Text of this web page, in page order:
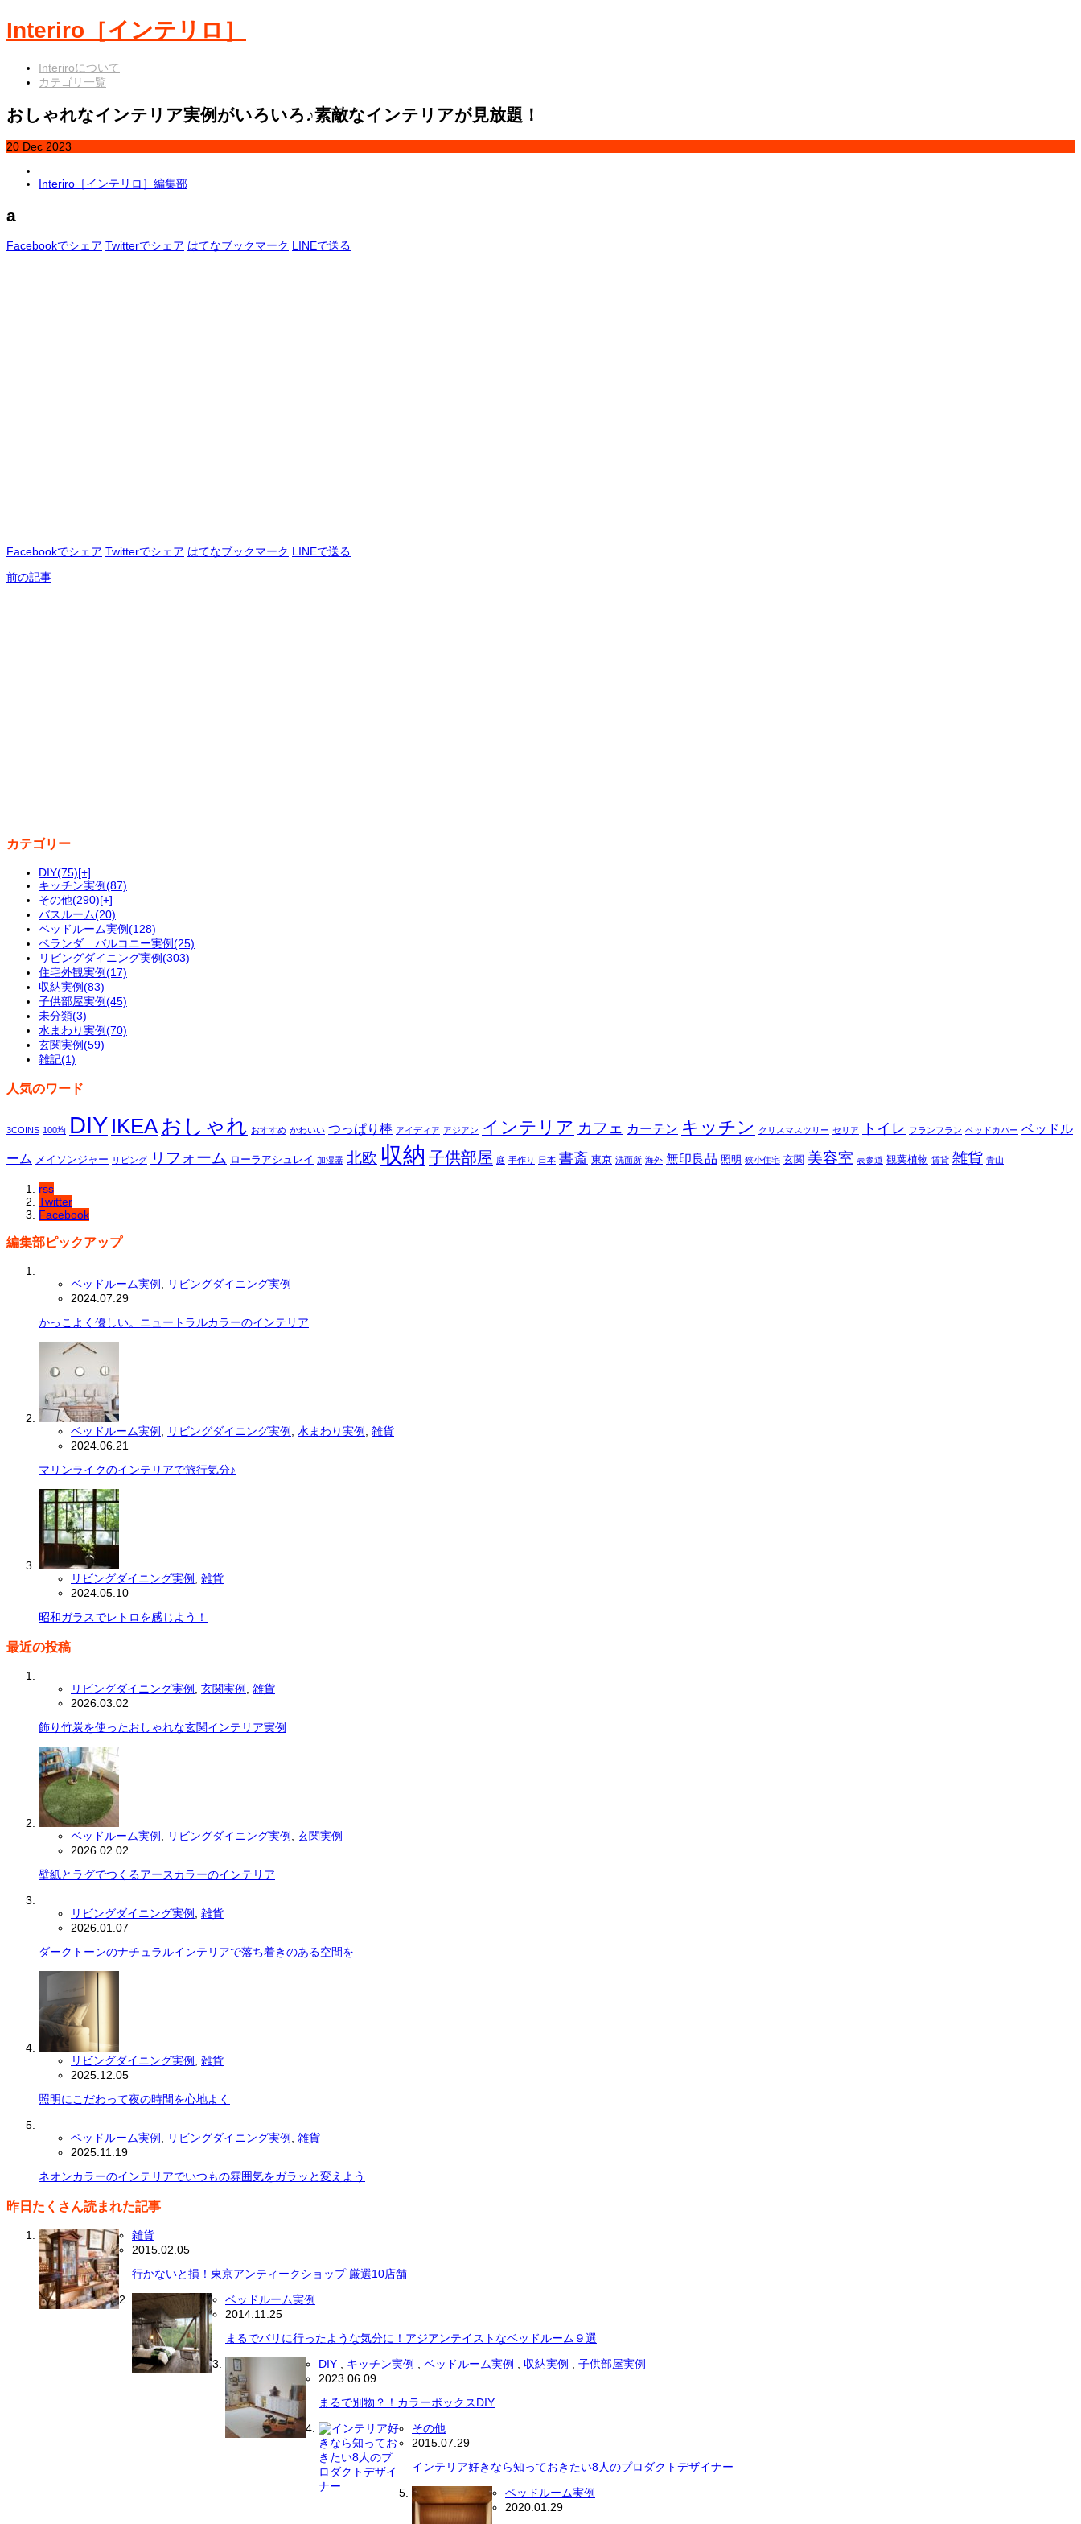
Interiro［インテリロ］
Interiroについて
カテゴリ一覧
おしゃれなインテリア実例がいろいろ♪素敵なインテリアが見放題！
20 Dec 2023
Interiro［インテリロ］編集部
a
Facebookでシェア Twitterでシェア はてなブックマーク LINEで送る
Facebookでシェア Twitterでシェア はてなブックマーク LINEで送る
前の記事
カテゴリー
DIY(75)[+]
キッチン実例(87)
その他(290)[+]
バスルーム(20)
ベッドルーム実例(128)
ベランダ バルコニー実例(25)
リビングダイニング実例(303)
住宅外観実例(17)
収納実例(83)
子供部屋実例(45)
未分類(3)
水まわり実例(70)
玄関実例(59)
雑記(1)
人気のワード
3COINS 100均 DIY IKEA おしゃれ おすすめ かわいい つっぱり棒 アイディア アジアン インテリア カフェ カーテン キッチン クリスマスツリー セリア トイレ フランフラン ベッドカバー ベッドル
ーム メイソンジャー リビング リフォーム ローラアシュレイ 加湿器 北欧 収納 子供部屋 庭 手作り 日本 書斎 東京 洗面所 海外 無印良品 照明 狭小住宅 玄関 美容室 表参道 観葉植物 賃貸 雑貨 青山
rss
Twitter
Facebook
編集部ピックアップ
ベッドルーム実例 , リビングダイニング実例
2024.07.29
かっこよく優しい。ニュートラルカラーのインテリア
ベッドルーム実例 , リビングダイニング実例 , 水まわり実例 , 雑貨
2024.06.21
マリンライクのインテリアで旅行気分♪
リビングダイニング実例 , 雑貨
2024.05.10
昭和ガラスでレトロを感じよう！
最近の投稿
リビングダイニング実例 玄関実例
雑貨
2026.03.02
飾り竹炭を使ったおしゃれな玄関インテリア実例
ベッドルーム実例 リビングダイニング実例
玄関実例
2026.02.02
壁紙とラグでつくるアースカラーのインテリア
リビングダイニング実例
雑貨
2026.01.07
ダークトーンのナチュラルインテリアで落ち着きのある空間を
リビングダイニング実例
雑貨
2025.12.05
照明にこだわって夜の時間を心地よく
ベッドルーム実例 リビングダイニング実例
雑貨
2025.11.19
ネオンカラーのインテリアでいつもの雰囲気をガラッと変えよう
昨日たくさん読まれた記事
雑貨
2015.02.05
行かないと損！東京アンティークショップ 厳選10店舗
ベッドルーム実例
2014.11.25
まるでバリに行ったような気分に！アジアンテイストなベッドルーム９選
DIY
キッチン実例 ベッドルーム実例 収納実例
子供部屋実例
2023.06.09
まるで別物？！カラーボックスDIY
その他
2015.07.29
インテリア好きなら知っておきたい8人のプロダクトデザイナー
ベッドルーム実例
2020.01.29